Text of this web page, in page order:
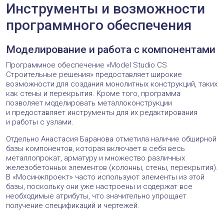
Инструменты и возможности
программного обеспечения
Моделирование и работа с компонентами
Программное обеспечение «Model Studio CS
Строительные решения» предоставляет широкие
возможности для создания монолитных конструкций, таких
как стены и перекрытия. Кроме того, программа
позволяет моделировать металлоконструкции
и предоставляет инструменты для их редактирования
и работы с узлами.
Отдельно Анастасия Баранова отметила наличие обширной
базы компонентов, которая включает в себя весь
металлопрокат, арматуру и множество различных
железобетонных элементов (колонны, стены, перекрытия).
В «Мосинжпроект» часто используют элементы из этой
базы, поскольку они уже настроены и содержат все
необходимые атрибуты, что значительно упрощает
получение спецификаций и чертежей.